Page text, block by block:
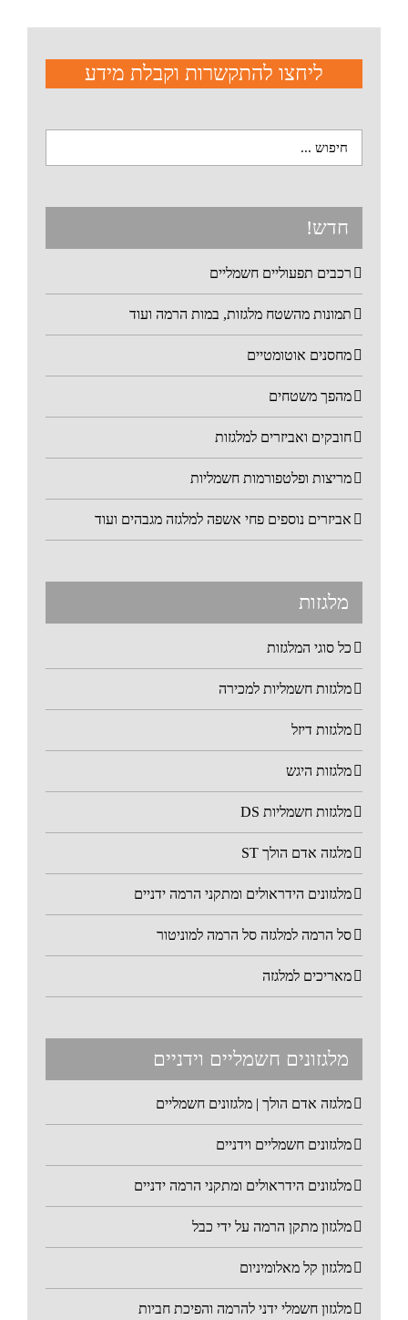
ליחצו להתקשרות וקבלת מידע
חדש!
רכבים תפעוליים חשמליים
תמונות מהשטח מלגזות, במות הרמה ועוד
מחסנים אוטומטיים
מהפך משטחים
חובקים ואביזרים למלגזות
מריצות ופלטפורמות חשמליות
אביזרים נוספים פחי אשפה למלגזה מגבהים ועוד
מלגזות
כל סוגי המלגזות
מלגזות חשמליות למכירה
מלגזות דיזל
מלגזות היגש
מלגזות חשמליות DS
מלגזה אדם הולך ST
מלגזונים הידראולים ומתקני הרמה ידניים
סל הרמה למלגזה סל הרמה למוניטור
מאריכים למלגזה
מלגזונים חשמליים וידניים
מלגזה אדם הולך | מלגזונים חשמליים
מלגזונים חשמליים וידניים
מלגזונים הידראולים ומתקני הרמה ידניים
מלגזון מתקן הרמה על ידי כבל
מלגזון קל מאלומיניום
מלגזון חשמלי ידני להרמה והפיכת חביות